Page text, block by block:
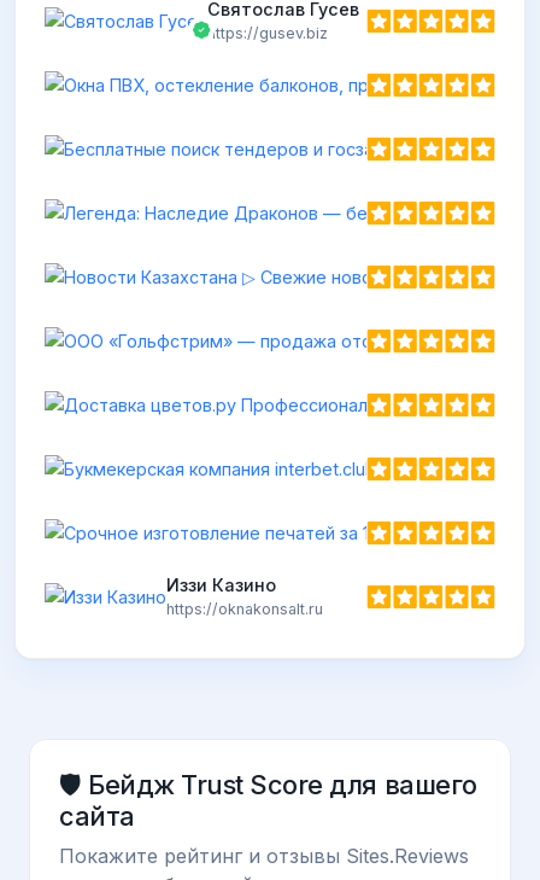
Святослав Гусев
https://gusev.biz
Иззи Казино
https://oknakonsalt.ru
🛡️ Бейдж Trust Score для вашего
сайта
Покажите рейтинг и отзывы Sites.Reviews